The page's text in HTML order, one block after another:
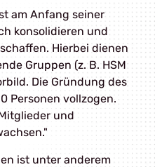
am Anfang seiner
konsolidieren und
Hierbei dienen
Gruppen (z. B. HSM
Die Gründung des
Personen vollzogen.
und
ist unter anderem